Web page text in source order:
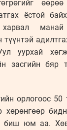
ёстой
харвал манай
уурхай
засгийн бяр
орлогоос 50
хөрөнгөөр
биш юм аа.